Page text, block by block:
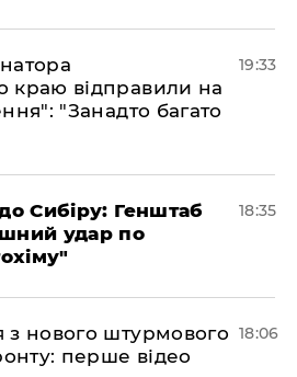
краю відправили на
"Занадто багато
19:33
Сибіру: Генштаб
удар по
18:35
з нового штурмового
перше відео
18:06